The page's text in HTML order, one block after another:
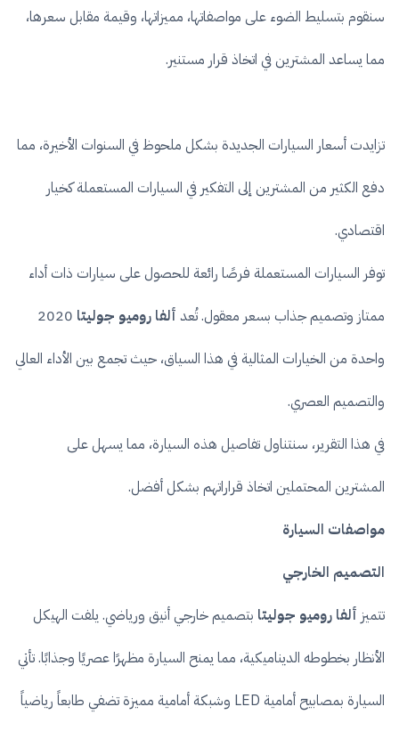
سنقوم بتسليط الضوء على مواصفاتها، مميزاتها، وقيمة مقابل سعرها،
مما يساعد المشترين في اتخاذ قرار مستنير.
تزايدت أسعار السيارات الجديدة بشكل ملحوظ في السنوات الأخيرة، مما
دفع الكثير من المشترين إلى التفكير في السيارات المستعملة كخيار
اقتصادي.
توفر السيارات المستعملة فرصًا رائعة للحصول على سيارات ذات أداء
ممتاز وتصميم جذاب بسعر معقول. تُعد ألفا روميو جوليتا 2020
واحدة من الخيارات المثالية في هذا السياق، حيث تجمع بين الأداء العالي
والتصميم العصري.
في هذا التقرير، سنتناول تفاصيل هذه السيارة، مما يسهل على
المشترين المحتملين اتخاذ قراراتهم بشكل أفضل.
مواصفات السيارة
التصميم الخارجي
تتميز ألفا روميو جوليتا بتصميم خارجي أنيق ورياضي. يلفت الهيكل
الأنظار بخطوطه الديناميكية، مما يمنح السيارة مظهرًا عصريًا وجذابًا. تأتي
السيارة بمصابيح أمامية LED وشبكة أمامية مميزة تضفي طابعاً رياضياً